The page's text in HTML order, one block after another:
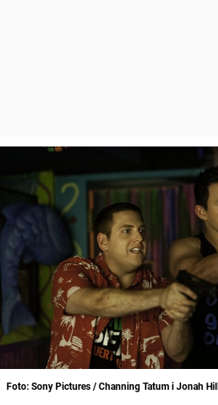
Foto: Sony Pictures / Channing Tatum i Jonah